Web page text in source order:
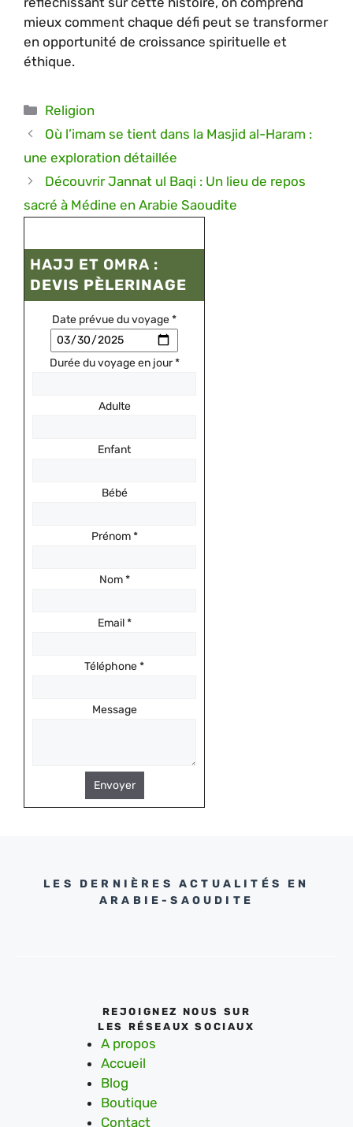
mieux comment chaque défi peut se transformer
en opportunité de croissance spirituelle et
éthique.
Catégories
Religion
Où l’imam se tient dans la Masjid al-Haram :
une exploration détaillée
Découvrir Jannat ul Baqi : Un lieu de repos
sacré à Médine en Arabie Saoudite
HAJJ ET OMRA :
DEVIS PÈLERINAGE
Date prévue du voyage*
Durée du voyage en jour*
Adulte
Enfant
Bébé
Prénom*
Nom*
Email*
Téléphone*
Message
Envoyer
LES DERNIÈRES ACTUALITÉS EN
ARABIE-SAOUDITE
REJOIGNEZ NOUS SUR
LES RÉSEAUX SOCIAUX
A propos
Accueil
Blog
Boutique
Contact